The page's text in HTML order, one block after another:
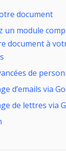
document
un module
document à
de
d’emails via
de lettres via